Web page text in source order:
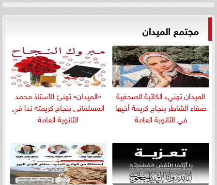
مجتمع الميدان
الميدان تهنيء الكاتبة الصحفية
صفاء الشاطر بنجاج كريمة أخيها
في الثانوية العامة
«الميدان» تهنئ الأستاذ محمد
المسلمانى بنجاح كريمته ندا في
الثانوية العامة